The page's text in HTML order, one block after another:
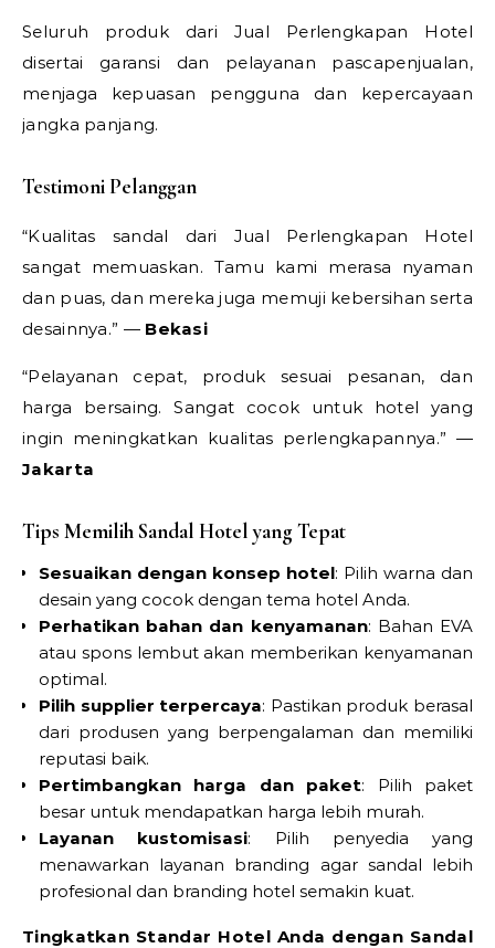
Seluruh produk dari Jual Perlengkapan Hotel
disertai garansi dan pelayanan pascapenjualan,
menjaga kepuasan pengguna dan kepercayaan
jangka panjang.
Testimoni Pelanggan
“Kualitas sandal dari Jual Perlengkapan Hotel
sangat memuaskan. Tamu kami merasa nyaman
dan puas, dan mereka juga memuji kebersihan serta
desainnya.” — Bekasi
“Pelayanan cepat, produk sesuai pesanan, dan
harga bersaing. Sangat cocok untuk hotel yang
ingin meningkatkan kualitas perlengkapannya.” —
Jakarta
Tips Memilih Sandal Hotel yang Tepat
Sesuaikan dengan konsep hotel: Pilih warna dan
desain yang cocok dengan tema hotel Anda.
Perhatikan bahan dan kenyamanan: Bahan EVA
atau spons lembut akan memberikan kenyamanan
optimal.
Pilih supplier terpercaya: Pastikan produk berasal
dari produsen yang berpengalaman dan memiliki
reputasi baik.
Pertimbangkan harga dan paket: Pilih paket
besar untuk mendapatkan harga lebih murah.
Layanan kustomisasi: Pilih penyedia yang
menawarkan layanan branding agar sandal lebih
profesional dan branding hotel semakin kuat.
Tingkatkan Standar Hotel Anda dengan Sandal